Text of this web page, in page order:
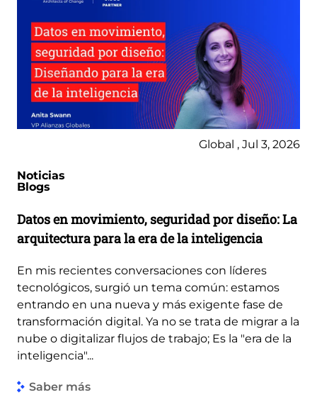
Global , Jul 3, 2026
Noticias
Blogs
Datos en movimiento, seguridad por diseño: La
arquitectura para la era de la inteligencia
En mis recientes conversaciones con líderes
tecnológicos, surgió un tema común: estamos
entrando en una nueva y más exigente fase de
transformación digital. Ya no se trata de migrar a la
nube o digitalizar flujos de trabajo; Es la "era de la
inteligencia"...
Saber más